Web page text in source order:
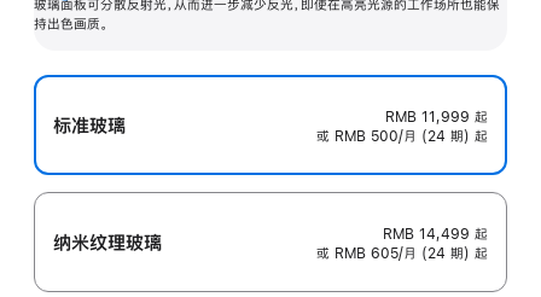
玻璃面板可分散反射光，从而进一步减少反光，即使在高亮光源的工作场所也能保
持出色画质。
展
开
标准玻璃 RMB 11,999 起
或 RMB 500/月 (24 期) 起
纳米纹理玻璃 RMB 14,499 起
或 RMB 605/月 (24 期) 起